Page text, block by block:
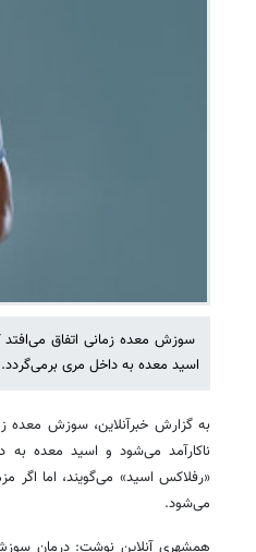
سوزش معده زمانی اتفاق
اسید معده به داخل مری برمی‌گردد.
به گزارش خبرآنلاین، سوزش معده
ناکارآمد می‌شود و اسید معده
می‌شود.